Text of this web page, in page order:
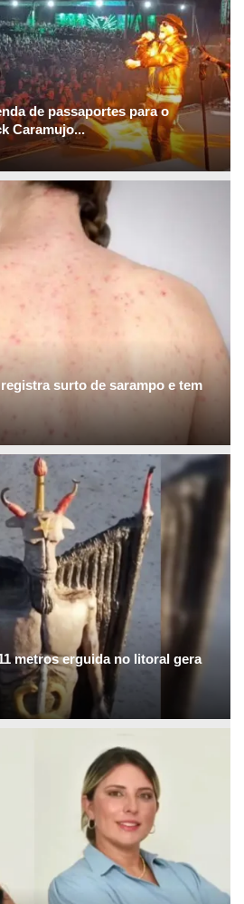
de passaportes para o
Caramujo...
surto de sarampo e tem
metros erguida no litoral gera